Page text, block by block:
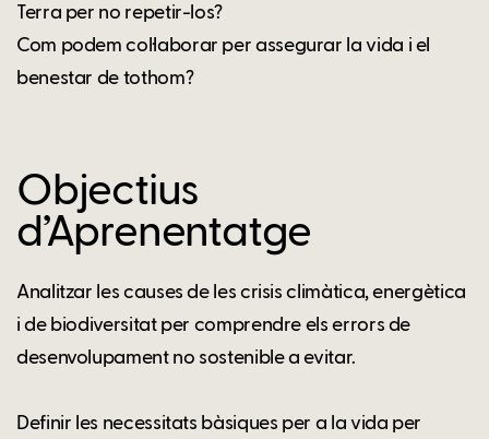
Terra per no repetir-los?
Com podem col·laborar per assegurar la vida i el
benestar de tothom?
Objectius
d’Aprenentatge
Analitzar les causes de les crisis climàtica, energètica
i de biodiversitat per comprendre els errors de
desenvolupament no sostenible a evitar.
Definir les necessitats bàsiques per a la vida per